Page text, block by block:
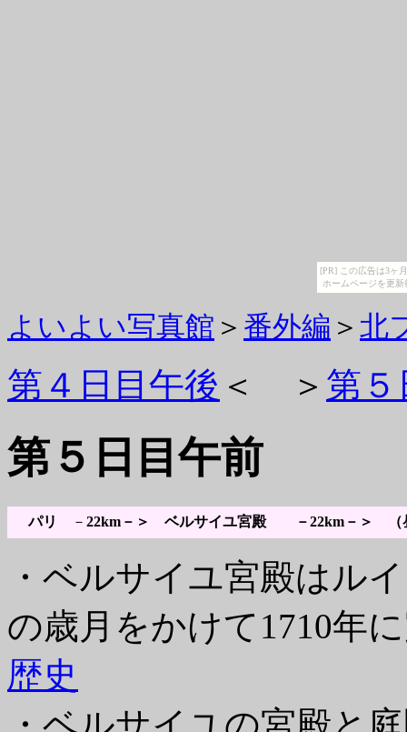
[PR] この広告は3ヶ
ホームページを更
よいよい写真館 ＞ 番外編 ＞ 北
第４日目午後 ＜ ＞ 第５
第５日目午前
パリ － 22km－＞ ベルサイユ宮殿 －22km－＞
・ベルサイユ宮殿はル
の歳月をかけて1710年
歴史
・ベルサイユの宮殿と